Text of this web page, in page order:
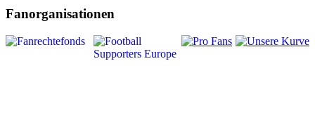
Fanorganisationen